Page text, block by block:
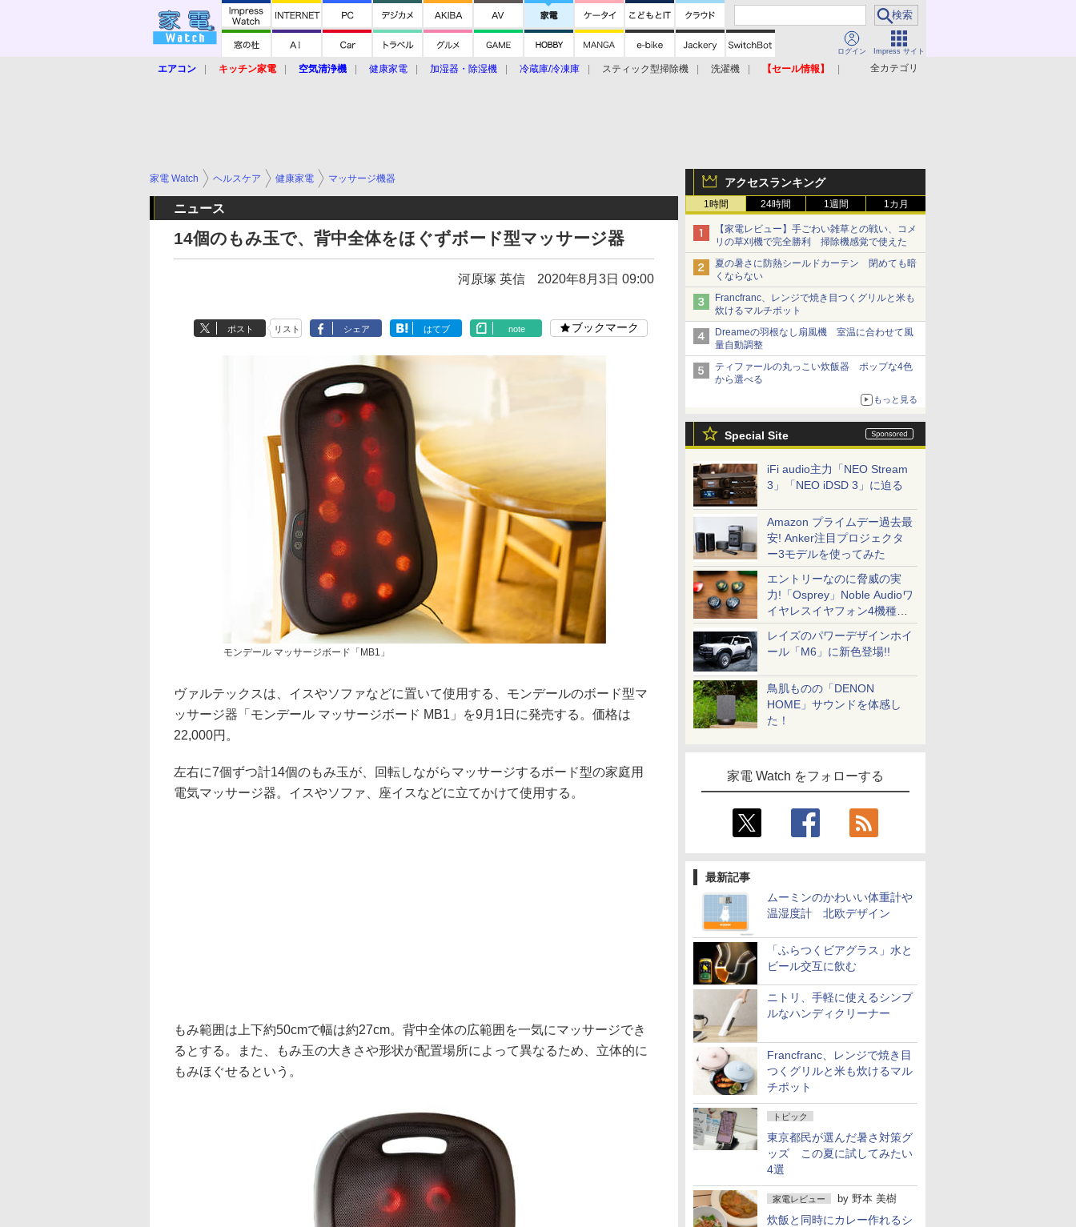
ログイン Impress サイト
全カテゴリ
エアコン キッチン家電 空気清浄機 健康家電 加湿器・除湿機 冷蔵庫/冷凍庫 スティック型掃除機 洗濯機
【セール情報】
アクセスランキング
1時間 24時間 1週間 1カ月
【家電レビュー】手ごわい雑草との戦い、コメ
リの草刈機で完全勝利 掃除機感覚で使えた
夏の暑さに防熱シールドカーテン 閉めても暗
くならない
Francfranc、レンジで焼き目つくグリルと米も
炊けるマルチポット
Dreameの羽根なし扇風機 室温に合わせて風
量自動調整
ティファールの丸っこい炊飯器 ポップな4色
から選べる
もっと見る
Special Site
iFi audio主力「NEO Stream
3」「NEO iDSD 3」に迫る
Amazon プライムデー過去最
安! Anker注目プロジェクタ
ー3モデルを使ってみた
エントリーなのに脅威の実
力!「Osprey」Noble Audioワ
イヤレスイヤフォン4機種を
一気に聴く
レイズのパワーデザインホイ
ール「M6」に新色登場!!
鳥肌ものの「DENON
HOME」サウンドを体感し
た！
家電 Watch をフォローする
最新記事
ムーミンのかわいい体重計や
温湿度計 北欧デザイン
「ふらつくビアグラス」水と
ビール交互に飲む
ニトリ、手軽に使えるシンプ
ルなハンディクリーナー
Francfranc、レンジで焼き目
つくグリルと米も炊けるマル
チポット
トピック
東京都民が選んだ暑さ対策グ
ッズ この夏に試してみたい
4選
家電レビュー by 野本 美樹
炊飯と同時にカレー作れるシ
家電 Watch ヘルスケア 健康家電 マッサージ機器
ニュース
14個のもみ玉で、背中全体をほぐずボード型マッサージ器
河原塚 英信 2020年8月3日 09:00
ポスト リスト シェア はてブ note ブックマーク
モンデール マッサージボード「MB1」
ヴァルテックスは、イスやソファなどに置いて使用する、モンデールのボード型マ
ッサージ器「モンデール マッサージボード MB1」を9月1日に発売する。価格は
22,000円。
左右に7個ずつ計14個のもみ玉が、回転しながらマッサージするボード型の家庭用
電気マッサージ器。イスやソファ、座イスなどに立てかけて使用する。
もみ範囲は上下約50cmで幅は約27cm。背中全体の広範囲を一気にマッサージでき
るとする。また、もみ玉の大きさや形状が配置場所によって異なるため、立体的に
もみほぐせるという。